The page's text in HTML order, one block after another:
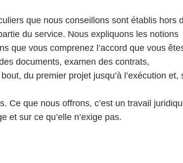
que nous conseillons sont établis hors
du service. Nous expliquons les notions
que vous comprenez l’accord que vous
documents, examen des contrats,
du premier projet jusqu’à l’exécution et,
Ce que nous offrons, c’est un travail
et sur ce qu’elle n’exige pas.